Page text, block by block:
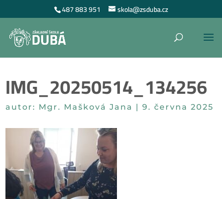
487 883 951 skola@zsduba.cz
IMG_20250514_134256
autor: Mgr. Mašková Jana |9. června 2025